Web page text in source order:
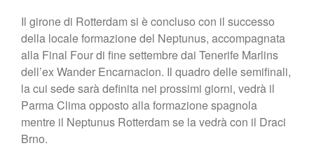
Il girone di Rotterdam si è concluso con il successo
della locale formazione del Neptunus, accompagnata
alla Final Four di fine settembre dai Tenerife Marlins
dell’ex Wander Encarnacion. Il quadro delle semifinali,
la cui sede sarà definita nei prossimi giorni, vedrà il
Parma Clima opposto alla formazione spagnola
mentre il Neptunus Rotterdam se la vedrà con il Draci
Brno.